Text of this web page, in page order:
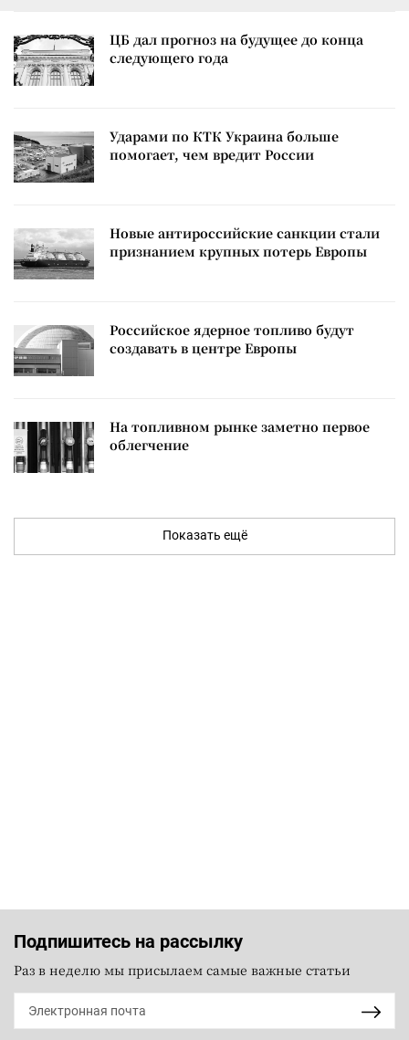
ЦБ дал прогноз на будущее до конца
следующего года
Ударами по КТК Украина больше
помогает, чем вредит России
Новые антироссийские санкции стали
признанием крупных потерь Европы
Российское ядерное топливо будут
создавать в центре Европы
На топливном рынке заметно первое
облегчение
Показать ещё
Подпишитесь на рассылку
Раз в неделю мы присылаем самые важные статьи